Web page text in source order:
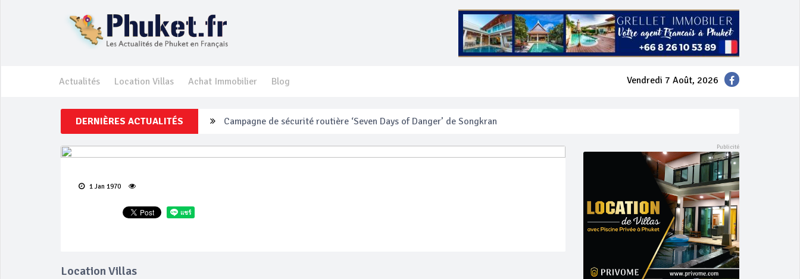
Actualités Location Villas Achat Immobilier Blog Vendredi 7 Août, 2026
DERNIÈRES ACTUALITÉS
Phuket Peranakan Festival
1 Jan 1970
Location Villas